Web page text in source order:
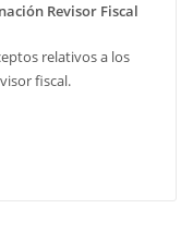
Revisor Fiscal
relativos a los
fiscal.